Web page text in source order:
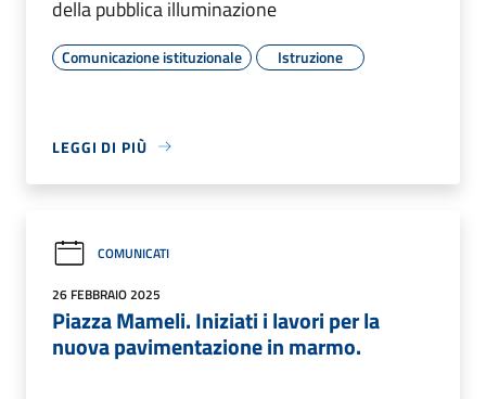
della pubblica illuminazione
Comunicazione istituzionale Istruzione
LEGGI DI PIÙ
COMUNICATI
26 FEBBRAIO 2025
Piazza Mameli. Iniziati i lavori per la
nuova pavimentazione in marmo.